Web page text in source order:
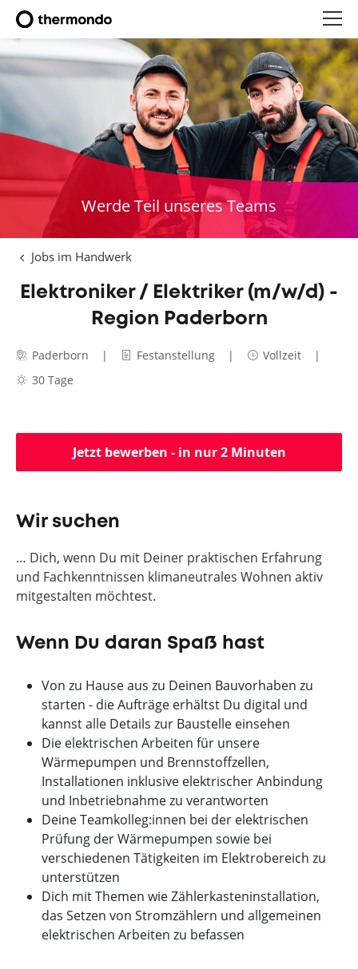
Werde Teil unseres Teams
Jobs im Handwerk
Elektroniker / Elektriker (m/w/d) -
Region Paderborn
Paderborn Festanstellung
Vollzeit
30 Tage
Jetzt bewerben - in nur 2 Minuten
Wir suchen
… Dich, wenn Du mit Deiner praktischen Erfahrung
und Fachkenntnissen klimaneutrales Wohnen aktiv
mitgestalten möchtest.
Wenn Du daran Spaß hast
Von zu Hause aus zu Deinen Bauvorhaben zu
starten - die Aufträge erhältst Du digital und
kannst alle Details zur Baustelle einsehen
Die elektrischen Arbeiten für unsere
Wärmepumpen und Brennstoffzellen,
Installationen inklusive elektrischer Anbindung
und Inbetriebnahme zu verantworten
Deine Teamkolleg:innen bei der elektrischen
Prüfung der Wärmepumpen sowie bei
verschiedenen Tätigkeiten im Elektrobereich zu
unterstützen
Dich mit Themen wie Zählerkasteninstallation,
das Setzen von Stromzählern und allgemeinen
elektrischen Arbeiten zu befassen